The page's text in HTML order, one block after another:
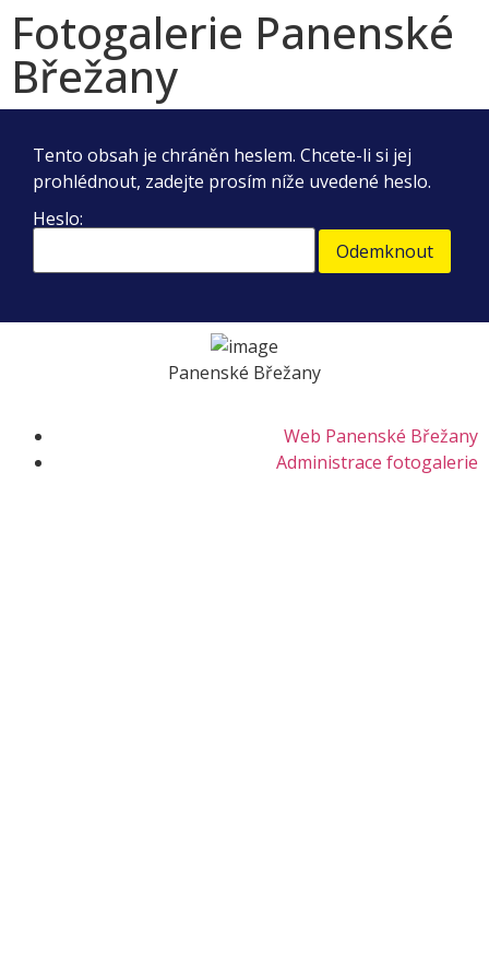
Fotogalerie Panenské
Břežany
Tento obsah je chráněn heslem. Chcete-li si jej
prohlédnout, zadejte prosím níže uvedené heslo.
Heslo:
Panenské Břežany
Web Panenské Břežany
Administrace fotogalerie